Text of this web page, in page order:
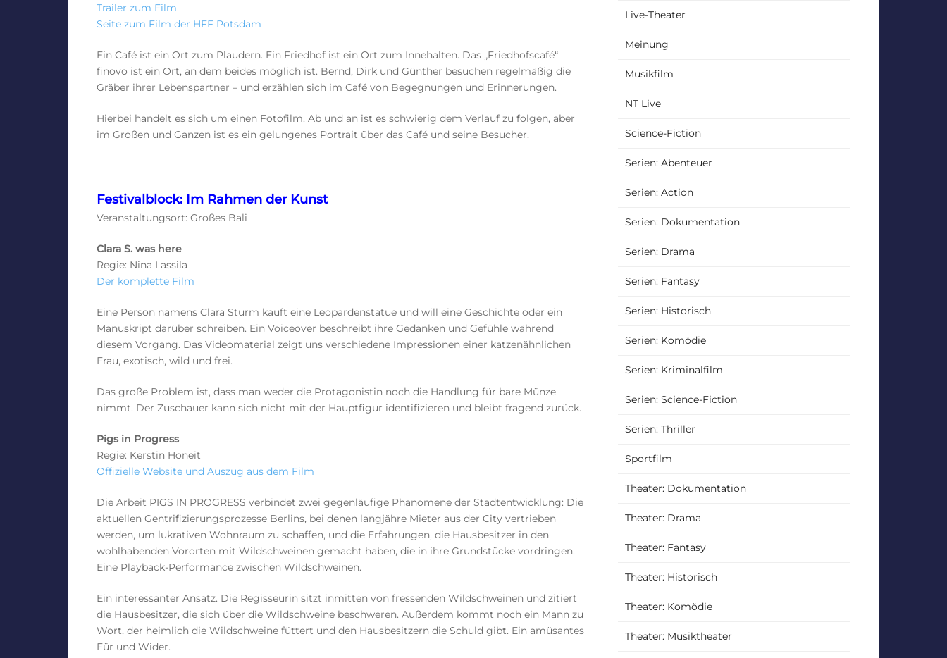
Trailer zum Film
Seite zum Film der HFF Potsdam
Ein Café ist ein Ort zum Plaudern. Ein Friedhof ist ein Ort zum Innehalten. Das „Friedhofscafé“
finovo ist ein Ort, an dem beides möglich ist. Bernd, Dirk und Günther besuchen regelmäßig die
Gräber ihrer Lebenspartner – und erzählen sich im Café von Begegnungen und Erinnerungen.
Hierbei handelt es sich um einen Fotofilm. Ab und an ist es schwierig dem Verlauf zu folgen, aber
im Großen und Ganzen ist es ein gelungenes Portrait über das Café und seine Besucher.
Festivalblock: Im Rahmen der Kunst
Veranstaltungsort: Großes Bali
Clara S. was here
Regie: Nina Lassila
Der komplette Film
Eine Person namens Clara Sturm kauft eine Leopardenstatue und will eine Geschichte oder ein
Manuskript darüber schreiben. Ein Voiceover beschreibt ihre Gedanken und Gefühle während
diesem Vorgang. Das Videomaterial zeigt uns verschiedene Impressionen einer katzenähnlichen
Frau, exotisch, wild und frei.
Das große Problem ist, dass man weder die Protagonistin noch die Handlung für bare Münze
nimmt. Der Zuschauer kann sich nicht mit der Hauptfigur identifizieren und bleibt fragend zurück.
Pigs in Progress
Regie: Kerstin Honeit
Offizielle Website und Auszug aus dem Film
Die Arbeit PIGS IN PROGRESS verbindet zwei gegenläufige Phänomene der Stadtentwicklung: Die
aktuellen Gentrifizierungsprozesse Berlins, bei denen langjähre Mieter aus der City vertrieben
werden, um lukrativen Wohnraum zu schaffen, und die Erfahrungen, die Hausbesitzer in den
wohlhabenden Vororten mit Wildschweinen gemacht haben, die in ihre Grundstücke vordringen.
Eine Playback-Performance zwischen Wildschweinen.
Ein interessanter Ansatz. Die Regisseurin sitzt inmitten von fressenden Wildschweinen und zitiert
die Hausbesitzer, die sich über die Wildschweine beschweren. Außerdem kommt noch ein Mann zu
Wort, der heimlich die Wildschweine füttert und den Hausbesitzern die Schuld gibt. Ein amüsantes
Für und Wider.
Live-Theater
Meinung
Musikfilm
NT Live
Science-Fiction
Serien: Abenteuer
Serien: Action
Serien: Dokumentation
Serien: Drama
Serien: Fantasy
Serien: Historisch
Serien: Komödie
Serien: Kriminalfilm
Serien: Science-Fiction
Serien: Thriller
Sportfilm
Theater: Dokumentation
Theater: Drama
Theater: Fantasy
Theater: Historisch
Theater: Komödie
Theater: Musiktheater